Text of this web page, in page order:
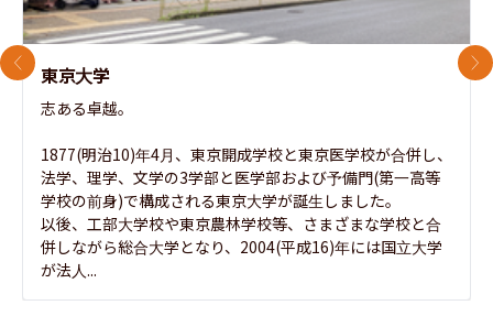
東京大学
志ある卓越。
1877(明治10)年4月、東京開成学校と東京医学校が合併し、
法学、理学、文学の3学部と医学部および予備門(第一高等
学校の前身)で構成される東京大学が誕生しました。
以後、工部大学校や東京農林学校等、さまざまな学校と合
併しながら総合大学となり、2004(平成16)年には国立大学
が法人...
前のスライド 次